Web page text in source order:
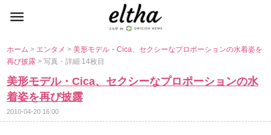
ホーム> エンタメ>美形モデル・Cica、セクシーなプロポーションの水着姿を
再び披露> 写真・詳細 14枚目
美形モデル・Cica、セクシーなプロポーションの水
着姿を再び披露
2010-04-20 16:00